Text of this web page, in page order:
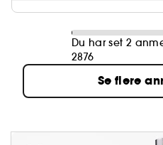
Du har set 2
2876
Se flere